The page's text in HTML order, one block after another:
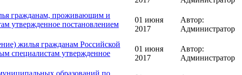
гражданам, проживающим и
утвержденное постановлением
01 июня
2017
Автор:
Администратор
жилья гражданам Российской
специалистам утвержденное
01 июня
2017
Автор:
Администратор